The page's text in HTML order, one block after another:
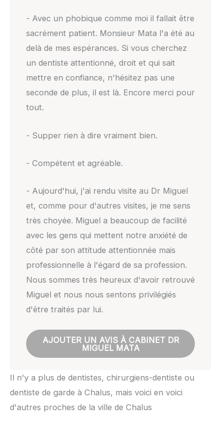
- Avec un phobique comme moi il fallait être
sacrément patient. Monsieur Mata l'a été au
delà de mes espérances. Si vous cherchez
un dentiste attentionné, droit et qui sait
mettre en confiance, n'hésitez pas une
seconde de plus, il est là. Encore merci pour
tout.
- Supper rien à dire vraiment bien.
- Compétent et agréable.
- Aujourd'hui, j'ai rendu visite au Dr Miguel
et, comme pour d'autres visites, je me sens
très choyée. Miguel a beaucoup de facilité
avec les gens qui mettent notre anxiété de
côté par son attitude attentionnée mais
professionnelle à l'égard de sa profession.
Nous sommes très heureux d'avoir retrouvé
Miguel et nous nous sentons privilégiés
d'être traités par lui.
AJOUTER UN AVIS À CABINET DR
MIGUEL MATA
Il n'y a plus de dentistes, chirurgiens-dentiste ou
dentiste de garde à Chalus, mais voici en voici
d'autres proches de la ville de Chalus